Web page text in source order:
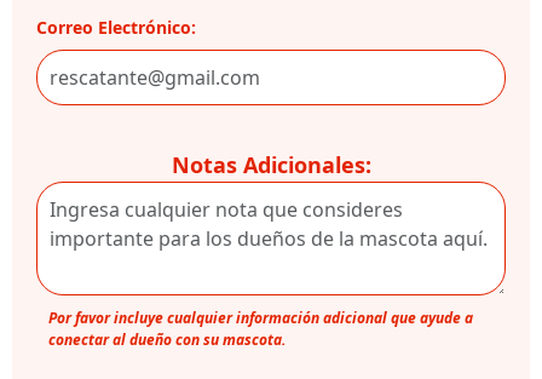
Correo Electrónico:
Notas Adicionales:
Por favor incluye cualquier información adicional que ayude a
conectar al dueño con su mascota.